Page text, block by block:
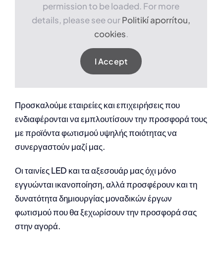
permission to be loaded. For more
details, please see ourPolitikí aporrítou,
cookies.
I Accept
Προσκαλούμε εταιρείες και επιχειρήσεις που
ενδιαφέρονται να εμπλουτίσουν την προσφορά τους
με προϊόντα φωτισμού υψηλής ποιότητας να
συνεργαστούν μαζί μας.
Οι ταινίες LED και τα αξεσουάρ μας όχι μόνο
εγγυώνται ικανοποίηση, αλλά προσφέρουν και τη
δυνατότητα δημιουργίας μοναδικών έργων
φωτισμού που θα ξεχωρίσουν την προσφορά σας
στην αγορά.